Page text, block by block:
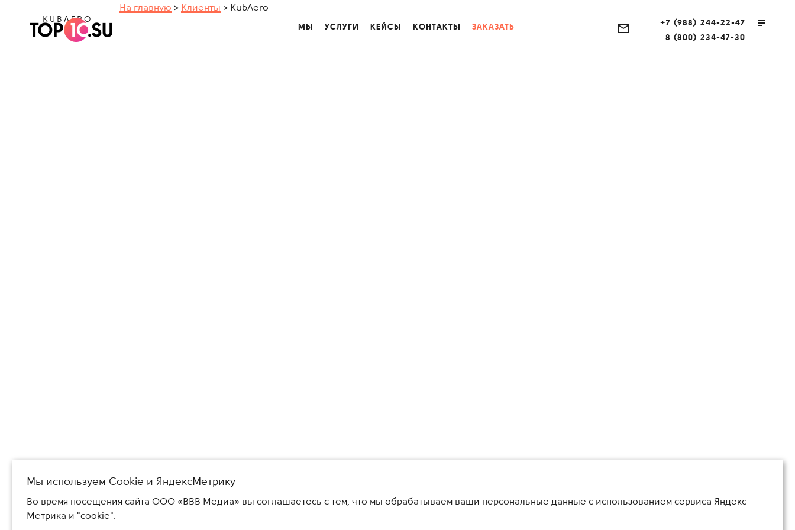
МЫ УСЛУГИ КЕЙСЫ КОНТАКТЫ ЗАКАЗАТЬ
+7 (988) 244-22-47
8 (800) 234-47-30
На главную > Клиенты > KubAero
KUBAERO
Мы используем Сookie и ЯндексМетрику
Во время посещения сайта ООО «ВВВ Медиа» вы соглашаетесь с тем, что мы обрабатываем ваши персональные данные с использованием сервиса Яндекс
Метрика и "cookie".